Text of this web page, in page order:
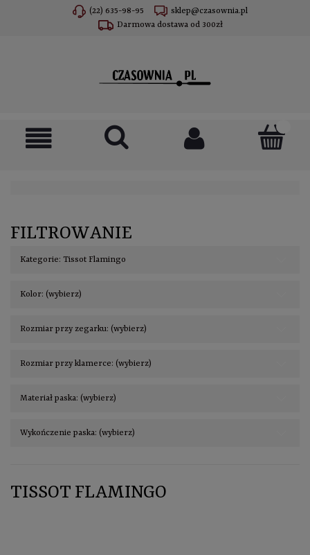
(22) 635-98-95
sklep@czasownia.pl
Darmowa dostawa od 300zł
FILTROWANIE
Kategorie: Tissot Flamingo
Kolor: (wybierz)
Rozmiar przy zegarku: (wybierz)
Rozmiar przy klamerce: (wybierz)
Materiał paska: (wybierz)
Wykończenie paska: (wybierz)
TISSOT FLAMINGO